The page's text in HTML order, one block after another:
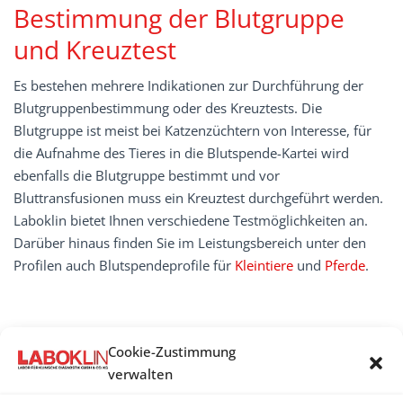
Cookie-Zustimmung
verwalten
Bestimmung der Blutgruppe
und Kreuztest
Es bestehen mehrere Indikationen zur Durchführung der
Blutgruppenbestimmung oder des Kreuztests. Die
Blutgruppe ist meist bei Katzenzüchtern von Interesse, für
die Aufnahme des Tieres in die Blutspende-Kartei wird
ebenfalls die Blutgruppe bestimmt und vor
Bluttransfusionen muss ein Kreuztest durchgeführt werden.
Laboklin bietet Ihnen verschiedene Testmöglichkeiten an.
Darüber hinaus finden Sie im Leistungsbereich unter den
Profilen auch Blutspendeprofile für Kleintiere und Pferde.
HäMATOLOGIE